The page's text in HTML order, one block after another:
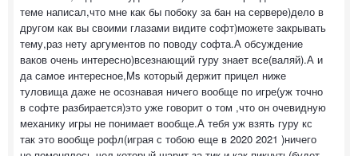
теме написал,что мне как бы побоку за бан на сервере)дело в
другом как вы своими глазами видите софт)можете закрывать
тему,раз нету аргументов по поводу софта.А обсуждение
ваков очень интересно)всезнающий гуру знает все(валяй).А и
да самое интересное,Ms который держит прицел ниже
туловища даже не осознавая ничего вообще по игре(уж точно
в софте разбирается)это уже говорит о том ,что он очевидную
механику игры не понимает вообще.А тебя уж взять гуру кс
так это вообще рофл(играя с тобою еще в 2020 2021 )ничего